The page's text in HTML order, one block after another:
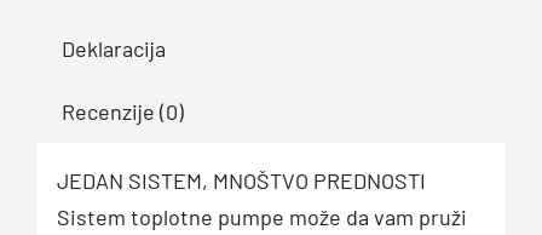
Deklaracija
Recenzije (0)
JEDAN SISTEM, MNOŠTVO PREDNOSTI
Sistem toplotne pumpe može da vam pruži